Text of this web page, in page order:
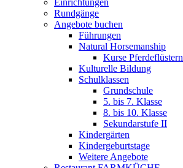
Einrichtungen
Rundgänge
Angebote buchen
Führungen
Natural Horsemanship
Kurse Pferdeflüstern
Kulturelle Bildung
Schulklassen
Grundschule
5. bis 7. Klasse
8. bis 10. Klasse
Sekundarstufe II
Kindergärten
Kindergeburtstage
Weitere Angebote